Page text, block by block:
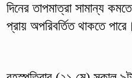
দিনের তাপমাত্রা সামান্য
প্রায় অপরিবর্তিত থাকতে পারে।